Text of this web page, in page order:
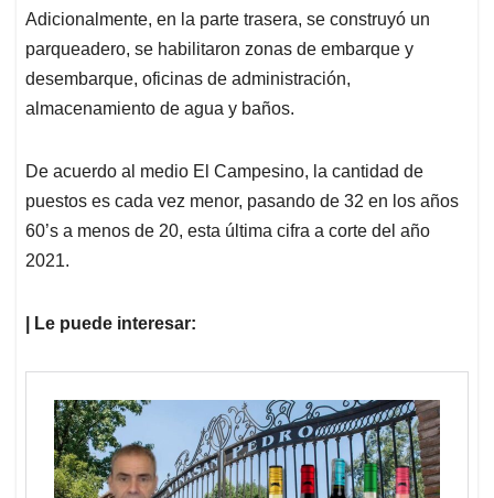
Adicionalmente, en la parte trasera, se construyó un
parqueadero, se habilitaron zonas de embarque y
desembarque, oficinas de administración,
almacenamiento de agua y baños.
De acuerdo al medio El Campesino, la cantidad de
puestos es cada vez menor, pasando de 32 en los años
60’s a menos de 20, esta última cifra a corte del año
2021.
| Le puede interesar: